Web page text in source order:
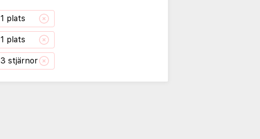
1 plats
1 plats
3 stjärnor